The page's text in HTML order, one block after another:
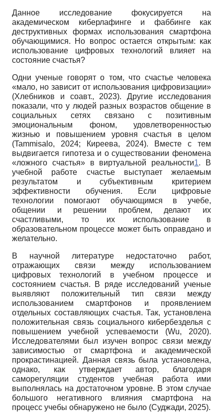
Данное исследование фокусируется на
академическом киберлафинге и фаббинге как
деструктивных формах использования смартфона
обучающимися. Но вопрос остается открытым: как
использование цифровых технологий влияет на
состояние счастья?
Одни ученые говорят о том, что счастье человека
«мало, но зависит от использования цифровизации»
(Хлебников и соавт., 2023). Другие исследования
показали, что у людей разных возрастов общение в
социальных сетях связано с позитивным
эмоциональным фоном, удовлетворенностью
жизнью и повышением уровня счастья в целом
(Tammisalo, 2024; Киреева, 2024). Вместе с тем
выдвигается гипотеза и о существовании феномена
«ложного счастья» в виртуальной реальности1. В
учебной работе счастье выступает желаемым
результатом и субъективным критерием
эффективности обучения. Если цифровые
технологии помогают обучающимся в учебе,
общении и решении проблем, делают их
счастливыми, то их использование в
образовательном процессе может быть оправдано и
желательно.
В научной литературе недостаточно работ,
отражающих связи между использованием
цифровых технологий в учебном процессе и
состоянием счастья. В ряде исследований ученые
выявляют положительный тип связи между
использованием смартфонов и проявлением
отдельных составляющих счастья. Так, установлена
положительная связь социального кибербезделья с
повышением учебной успеваемости (Wu, 2020).
Исследователями был изучен вопрос связи между
зависимостью от смартфона и академической
прокрастинацией. Данная связь была установлена,
однако, как утверждает автор, благодаря
саморегуляции студентов учебная работа ими
выполнялась на достаточном уровне. В этом случае
большого негативного влияния смартфона на
процесс учебы обнаружено не было (Суджади, 2025).